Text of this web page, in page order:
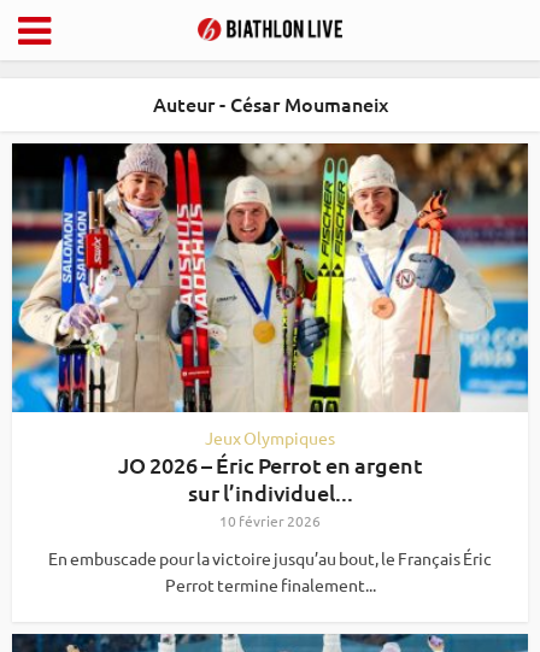
Auteur - César Moumaneix
Jeux Olympiques
JO 2026 – Éric Perrot en argent
sur l’individuel...
10 février 2026
En embuscade pour la victoire jusqu’au bout, le Français Éric
Perrot termine finalement...